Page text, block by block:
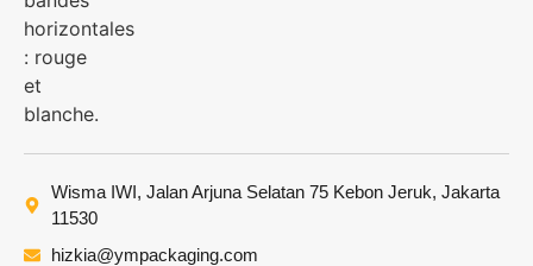
Wisma IWI, Jalan Arjuna Selatan 75 Kebon Jeruk, Jakarta
11530
hizkia@ympackaging.com